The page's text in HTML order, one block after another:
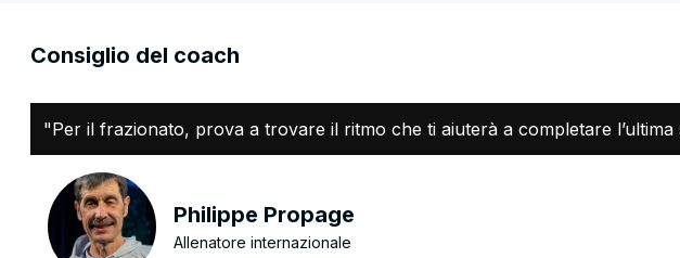
Consiglio del coach
"Per il frazionato, prova a trovare il ritmo che ti aiuterà a completare
Philippe Propage
Allenatore internazionale